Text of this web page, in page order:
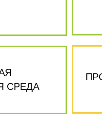
СРЕДА